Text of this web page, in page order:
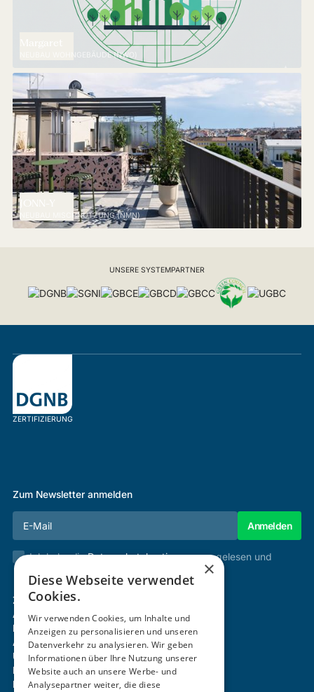
NEUBAU WOHNGEBÄUDE (NWO)
NEUBAU MISCHNUTZUNG (NMN)
UNSERE SYSTEMPARTNER
ZERTIFIZIERUNG
Zum Newsletter anmelden
Ich habe dieDatenschutzbestimmungengelesen und
Zertifizierung & Verifikation
Akademie
Mitgliedschaft
Aktivitäten
Über uns
Login
Kontakt
×
Diese Webseite verwendet
Cookies.
Wir verwenden Cookies, um Inhalte und
Anzeigen zu personalisieren und unseren
Datenverkehr zu analysieren. Wir geben
Informationen über Ihre Nutzung unserer
Website auch an unsere Werbe- und
Analysepartner weiter, die diese